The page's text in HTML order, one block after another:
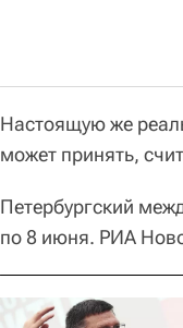
Настоящую же
может принять,
Петербургский
по 8 июня. РИА